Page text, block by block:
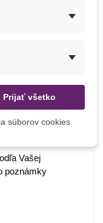
Bezprostredne po
ideálne
Vašej
poznámky
Prijať všetko
súborov cookies